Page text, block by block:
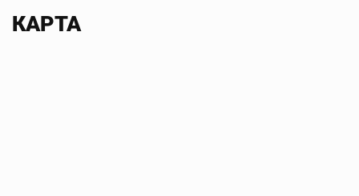
КАРТА